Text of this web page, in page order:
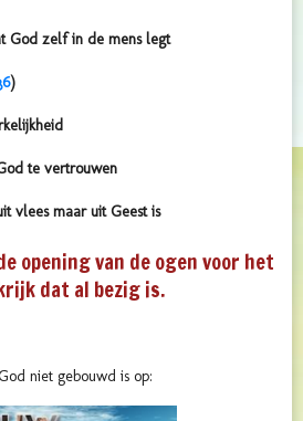
God zelf in de mens legt
)
te vertrouwen
vlees maar uit Geest is
opening van de ogen voor het
dat al bezig is.
niet gebouwd is op: